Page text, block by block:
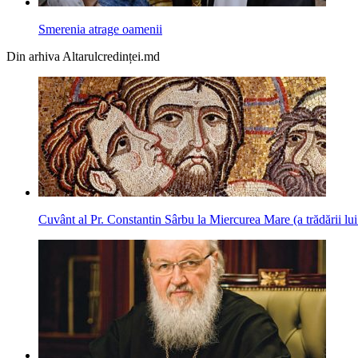
Smerenia atrage oamenii
Din arhiva Altarulcredinței.md
Cuvânt al Pr. Constantin Sârbu la Miercurea Mare (a trădării